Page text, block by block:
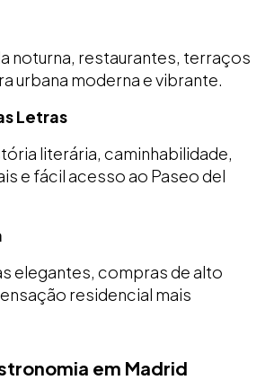
noturna, restaurantes, terraços
urbana moderna e vibrante.
Letras
literária, caminhabilidade,
e fácil acesso ao Paseo del
elegantes, compras de alto
residencial mais
em Madrid